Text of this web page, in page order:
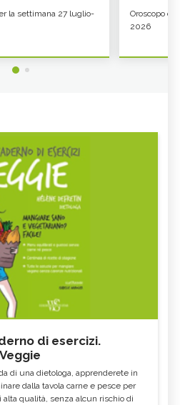
la settimana 27 luglio-
Oroscopo di
2026
di esercizi.
Veggie
di una dietologa, apprenderete in
dalla tavola carne e pesce per
qualità, senza alcun rischio di